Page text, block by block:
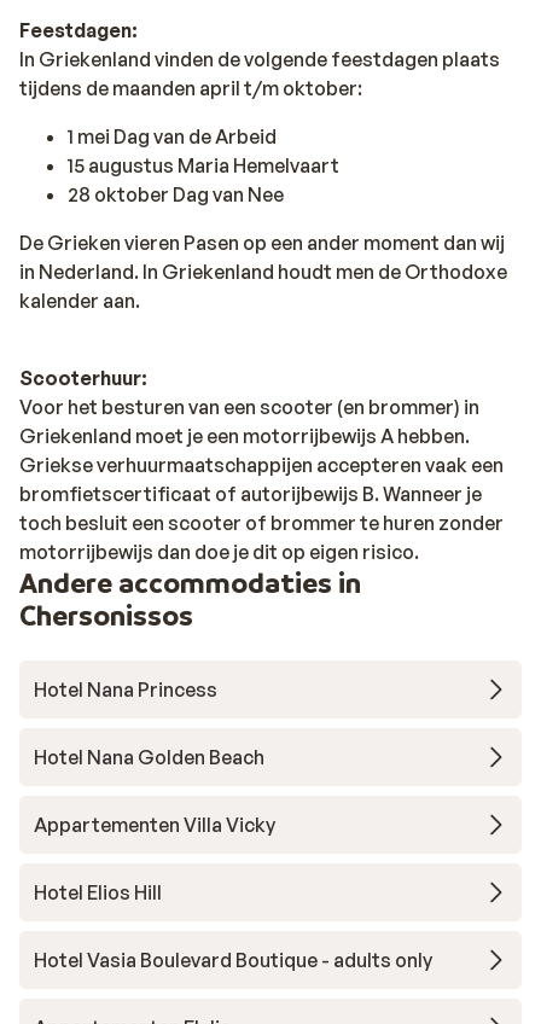
Feestdagen:
In Griekenland vinden de volgende feestdagen plaats
tijdens de maanden april t/m oktober:
1 mei Dag van de Arbeid
15 augustus Maria Hemelvaart
28 oktober Dag van Nee
De Grieken vieren Pasen op een ander moment dan wij
in Nederland. In Griekenland houdt men de Orthodoxe
kalender aan.
Scooterhuur:
Voor het besturen van een scooter (en brommer) in
Griekenland moet je een motorrijbewijs A hebben.
Griekse verhuurmaatschappijen accepteren vaak een
bromfietscertificaat of autorijbewijs B. Wanneer je
toch besluit een scooter of brommer te huren zonder
motorrijbewijs dan doe je dit op eigen risico.
Andere accommodaties in
Chersonissos
Hotel Nana Princess
Hotel Nana Golden Beach
Appartementen Villa Vicky
Hotel Elios Hill
Hotel Vasia Boulevard Boutique - adults only